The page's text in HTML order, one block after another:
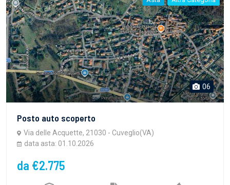
06
Posto auto scoperto
Via delle Acquette, 21030 - Cuveglio(VA)
data asta: 01.10.2026
da €2.775